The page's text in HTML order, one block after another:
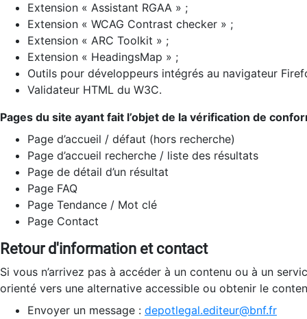
Extension « Assistant RGAA » ;
Extension « WCAG Contrast checker » ;
Extension « ARC Toolkit » ;
Extension « HeadingsMap » ;
Outils pour développeurs intégrés au navigateur
Validateur HTML du W3C.
Pages du site ayant fait l’objet de la vérification de
Page d’accueil / défaut (hors recherche)
Page d’accueil recherche / liste des résultats
Page de détail d’un résultat
Page FAQ
Page Tendance / Mot clé
Page Contact
Retour d'information et contact
Si vous n’arrivez pas à accéder à un contenu ou à un
orienté vers une alternative accessible ou obtenir le
Envoyer un message : depotlegal.editeur@bnf.fr